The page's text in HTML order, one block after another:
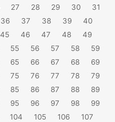
27 28 29 30
31
36 37 38 39
40
45 46 47 48
49
55 56 57 58
59
65 66 67 68
69
75 76 77 78
79
85 86 87 88
89
95 96 97 98
99
104 105 106
107